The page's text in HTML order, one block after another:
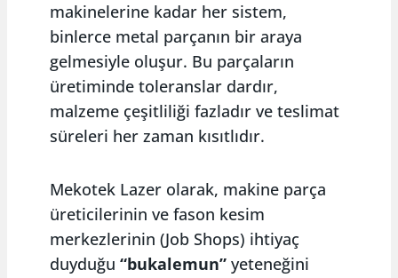
makinelerine kadar her sistem,
binlerce metal parçanın bir araya
gelmesiyle oluşur. Bu parçaların
üretiminde toleranslar dardır,
malzeme çeşitliliği fazladır ve teslimat
süreleri her zaman kısıtlıdır.
Mekotek Lazer olarak, makine parça
üreticilerinin ve fason kesim
merkezlerinin (Job Shops) ihtiyaç
duyduğu “bukalemun” yeteneğini